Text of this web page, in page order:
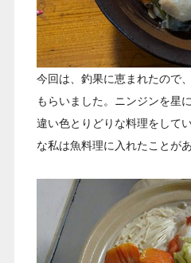
今回は、釣果に恵まれたので
もらいました。ニンジンを星
違い色とりどりな料理をして
な私は魚料理に入れたことが